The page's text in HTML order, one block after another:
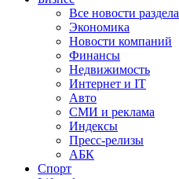
Все новости раздела
Экономика
Новости компаний
Финансы
Недвижимость
Интернет и IT
Авто
СМИ и реклама
Индексы
Пресс-релизы
АБК
Спорт